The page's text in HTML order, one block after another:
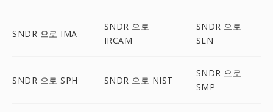
SNDR 으로 IMA
SNDR 으로
IRCAM
SNDR 으로
SLN
SNDR 으로 SPH SNDR 으로 NIST
SNDR 으로
SMP